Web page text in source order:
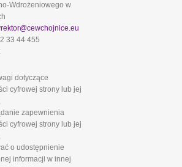
Wdrożeniowego w
33 44 455
dotyczące
cyfrowej strony lub jej
zapewnienia
cyfrowej strony lub jej
o udostępnienie
informacji w innej